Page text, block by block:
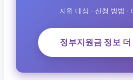
지원 대상 · 신청 방법 ·
정부지원금 정보